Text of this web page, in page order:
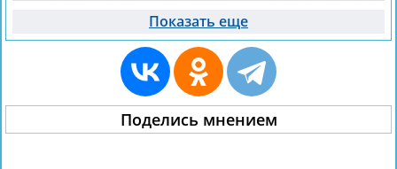
Показать еще
Поделись мнением